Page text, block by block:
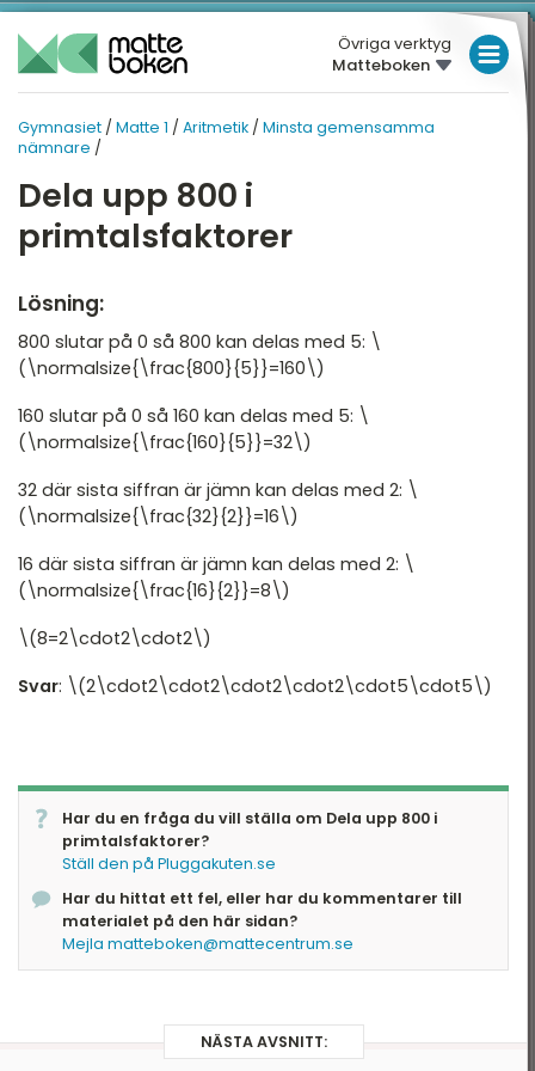
Övriga verktyg
Matteboken
Gymnasiet / Matte 1 / Aritmetik / Minsta gemensamma
nämnare /
Dela upp 800 i
primtalsfaktorer
Lösning:
800 slutar på 0 så 800 kan delas med 5: \
(\normalsize{\frac{800}{5}}=160\)
160 slutar på 0 så 160 kan delas med 5: \
(\normalsize{\frac{160}{5}}=32\)
32 där sista siffran är jämn kan delas med 2: \
(\normalsize{\frac{32}{2}}=16\)
16 där sista siffran är jämn kan delas med 2: \
(\normalsize{\frac{16}{2}}=8\)
\(8=2\cdot2\cdot2\)
Svar: \(2\cdot2\cdot2\cdot2\cdot2\cdot5\cdot5\)
Har du en fråga du vill ställa om Dela upp 800 i
primtalsfaktorer?
Ställ den på Pluggakuten.se
Har du hittat ett fel, eller har du kommentarer till
materialet på den här sidan?
Mejla matteboken@mattecentrum.se
NÄSTA AVSNITT:
LÅGSTADIET
MELLANSTADIET
GYMNASIET
1
GYMNASIET
Algebra
Funktioner
Geometri
Statistik och sannolikhet
Nationella prov
4
5
DIGITALA VERKTYG
MATTE PÅ LÄTT SV
KUL MED MATTE